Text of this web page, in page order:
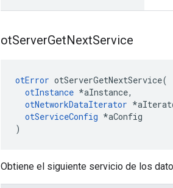
otServerGetNextService
otError otServerGetNextService(
otInstance *aInstance,
otNetworkDataIterator *
otServiceConfig *aConfig
)
Obtiene el siguiente servicio de los